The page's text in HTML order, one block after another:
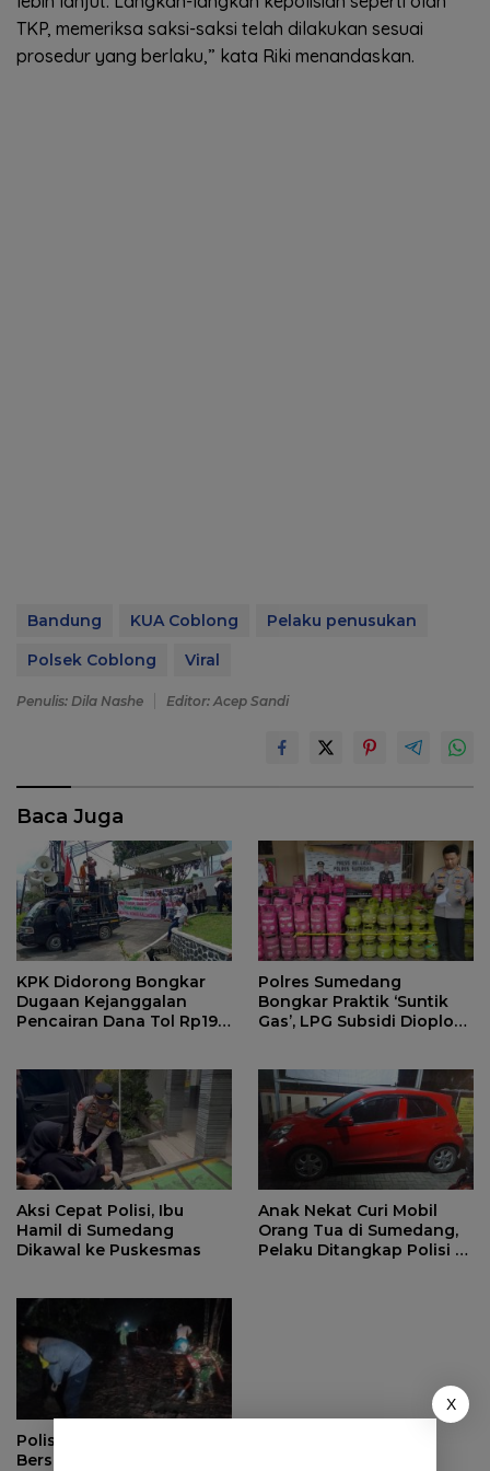
TKP, memeriksa saksi-saksi telah dilakukan sesuai
prosedur yang berlaku,” kata Riki menandaskan.
Bandung KUA Coblong
Pelaku penusukan
Polsek Coblong
Viral
Penulis: Dila Nashe Editor: Acep Sandi
Baca Juga
KPK Didorong Bongkar
Dugaan Kejanggalan
Pencairan Dana Tol Rp190
Polres Sumedang
Bongkar Praktik ‘Suntik
Gas’, LPG Subsidi Dioplos
Aksi Cepat Polisi, Ibu
Hamil di Sumedang
Dikawal ke Puskesmas
Anak Nekat Curi Mobil
Orang Tua di Sumedang,
Pelaku Ditangkap Polisi di
Polisi dan Warga
Bersihkan Material
X